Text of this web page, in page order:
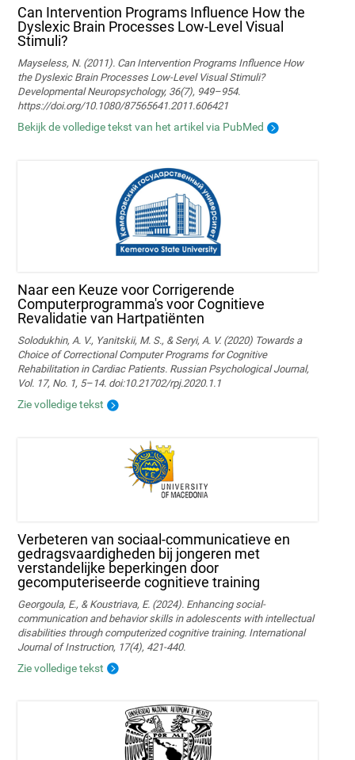
Can Intervention Programs Influence How the
Dyslexic Brain Processes Low-Level Visual
Stimuli?
Mayseless, N. (2011). Can Intervention Programs Influence How
the Dyslexic Brain Processes Low-Level Visual Stimuli?
Developmental Neuropsychology, 36(7), 949–954.
https://doi.org/10.1080/87565641.2011.606421
Bekijk de volledige tekst van het artikel via PubMed
Naar een Keuze voor Corrigerende
Computerprogramma's voor Cognitieve
Revalidatie van Hartpatiënten
Solodukhin, A. V., Yanitskii, M. S., & Seryi, A. V. (2020) Towards a
Choice of Correctional Computer Programs for Cognitive
Rehabilitation in Cardiac Patients. Russian Psychological Journal,
Vol. 17, No. 1, 5–14. doi:10.21702/rpj.2020.1.1
Zie volledige tekst
Verbeteren van sociaal-communicatieve en
gedragsvaardigheden bij jongeren met
verstandelijke beperkingen door
gecomputeriseerde cognitieve training
Georgoula, E., & Koustriava, E. (2024). Enhancing social-
communication and behavior skills in adolescents with intellectual
disabilities through computerized cognitive training. International
Journal of Instruction, 17(4), 421-440.
Zie volledige tekst